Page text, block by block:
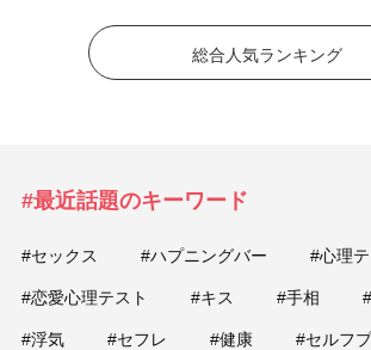
総合人気ランキング
#最近話題のキーワード
#セックス #ハプニングバー #心理テ
#恋愛心理テスト #キス #手相
#浮気 #セフレ #健康 #セルフ